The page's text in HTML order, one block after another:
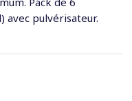
avec pulvérisateur.